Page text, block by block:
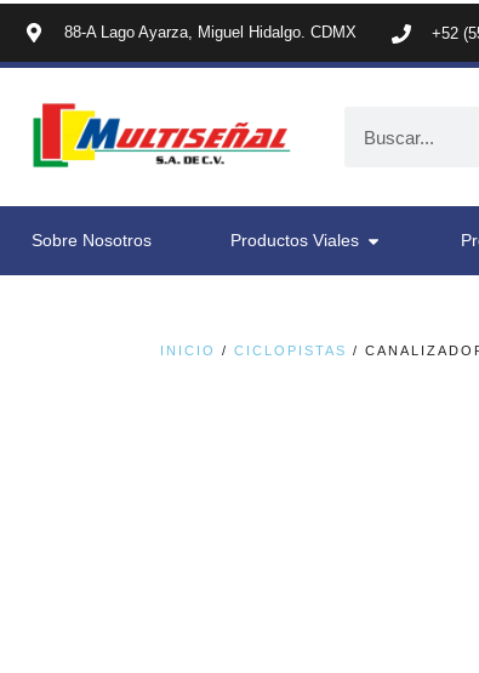
88-A Lago Ayarza, Miguel Hidalgo. CDMX +52
Sobre Nosotros Productos Viales
INICIO / CICLOPISTAS /